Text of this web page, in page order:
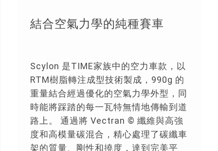
結合空氣力學的純種賽車
Scylon 是TIME家族中的空力車款，以
RTM樹脂轉注成型技術製成，990g 的
重量結合經過優化的空氣力學外型，同
時能將踩踏的每一瓦特無情地傳輸到道
路上。 通過將 Vectran © 纖維與高強
度和高模量碳混合，精心處理了碳纖車
架的質量、剛性和撓度，達到完美平